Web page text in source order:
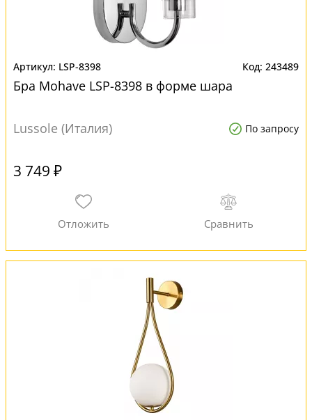
LSP-8398 243489
Бра Mohave LSP-8398 в форме шара
Lussole (Италия) По запросу
3 749 ₽